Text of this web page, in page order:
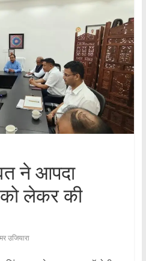
ने आपदा
को लेकर की
उजियारा